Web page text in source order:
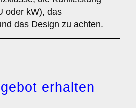
oder kW), das
das Design zu achten.
erhalten